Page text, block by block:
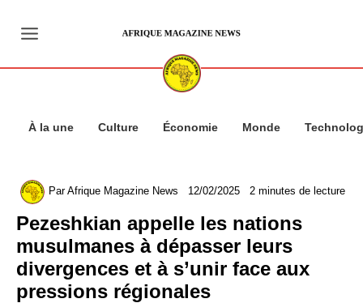
contenu
À la une Culture Économie Monde
ParAfrique Magazine News 12/02/2025 2 minutes de lecture
Pezeshkian appelle les nations
musulmanes à dépasser leurs
divergences et à s’unir face aux
pressions régionales